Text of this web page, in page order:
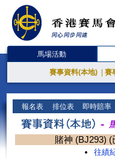
馬場活動
賽事資料(本地) 賽
報名表 排位表 即時賠率
賭神 (BJ293) (
往績